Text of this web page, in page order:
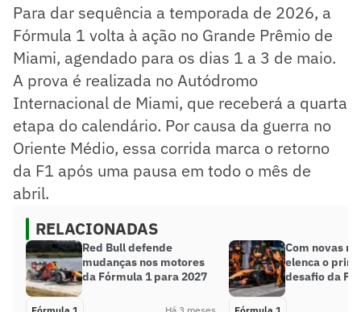
Para dar sequência a temporada de 2026, a
Fórmula 1 volta à ação no Grande Prêmio de
Miami, agendado para os dias 1 a 3 de maio.
A prova é realizada no Autódromo
Internacional de Miami, que receberá a quarta
etapa do calendário. Por causa da guerra no
Oriente Médio, essa corrida marca o retorno
da F1 após uma pausa em todo o mês de
abril.
RELACIONADAS
Red Bull defende
mudanças nos motores
da Fórmula 1 para 2027
Com novas
elenca o
desafio da F1